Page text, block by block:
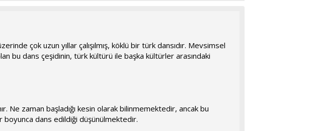
çok uzun yıllar çalışılmış, köklü bir türk dansıdır. Mevsimsel
bu dans çeşidinin, türk kültürü ile başka kültürler arasındaki
Ne zaman başladığı kesin olarak bilinmemektedir, ancak bu
boyunca dans edildiği düşünülmektedir.